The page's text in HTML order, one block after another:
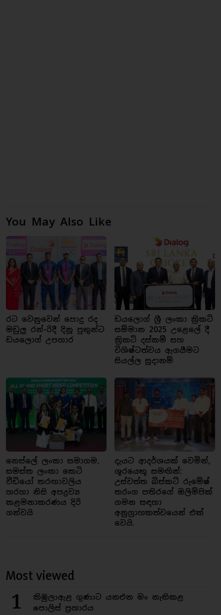
You May Also Like
රට වෙනුවෙන් පොදු රද
මඩුලු රන්-රිදී දිනූ පුතුන්ට
ඩයලොග් උපහාර
ඩයලොග් ශ්‍රී ලංකා ක්‍රිකට්
සම්මාන 2025 උළෙලේ දී
ක්‍රිකට් දස්කම් සහ
විශිෂ්ටත්වය ඇගයීමට
සියල්ල සූදානම්
නෙස්ලේ ලංකා සමාගම,
සමස්ත ලංකා කෙටි
වීඩියෝ තරඟාවලිය
හරහා නිසි අපද්‍රව්‍ය
කළමනාකරණය දිරි
ගන්වයි
දැයට ආදර්ශයක් වෙමින්,
ශූරයෙකු සමඟින්:
උස්වත්ත බිස්කට් රුමේෂ්
තරංග පතිරගේ ඔලිම්පික්
ගමන සඳහා
අනුග්‍රාහකත්වයෙන් එක්
වෙයි.
Most viewed
1
කිඹුලාඇළ ගුණාට යනඑන මං නැතිකළ
පොලිස් ප්‍රහාරය